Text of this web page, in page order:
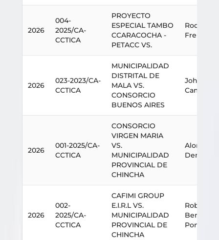
2026
004-
2025/CA-
CCTICA
PROYECTO
ESPECIAL TAMBO
CCARACOCHA -
PETACC VS.
Rodrigo
Freitas
2026
023-2023/CA-
CCTICA
MUNICIPALIDAD
DISTRITAL DE
MALA VS.
CONSORCIO
BUENOS AIRES
Johan
Camargo
2026
001-2025/CA-
CCTICA
CONSORCIO
VIRGEN MARIA
VS.
MUNICIPALIDAD
PROVINCIAL DE
CHINCHA
Alonso
Denegri
2026
002-
2025/CA-
CCTICA
CAFIMI GROUP
E.I.R.L VS.
MUNICIPALIDAD
PROVINCIAL DE
CHINCHA
Roberto
Pontex